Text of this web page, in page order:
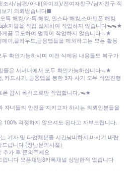
사/남편/아내(와이프)/전여자친구/남자친구 직
보기 의뢰받습니다■
톡 해킹/카톡 해킹, 인스타 해킹,스마트폰 해킹
파일을 직접 설치하여 작업하지 않습니다ᯓᯓ★
끔 유도하여 멀웨어 작업하지 않습니다ᯓ★
이,클라우드,금융앱들을 제외하고는 모든 활동
확인가능하시며 이전 삭제된 내용들도 복구가
들은 서버내에서 모두 확인가능하십니다ᯓ★
카드사기, 금융앱을 통한 3자 사기 모두 작업진행
폰 감시 목적으로만 작업합니다,.ᯓ★
자녀들의 안전을 지키고자 하시는 의뢰인분들을
100% 걱정하지 않으셔도 된다고 자부드립니다.
기자 및 타업체분들 시간낭비하지 마시기 바랍
립니다 (장난문의사절）
추가 후 문의주세요
니다 오픈채팅$카톡채널 상담한적 없습니다